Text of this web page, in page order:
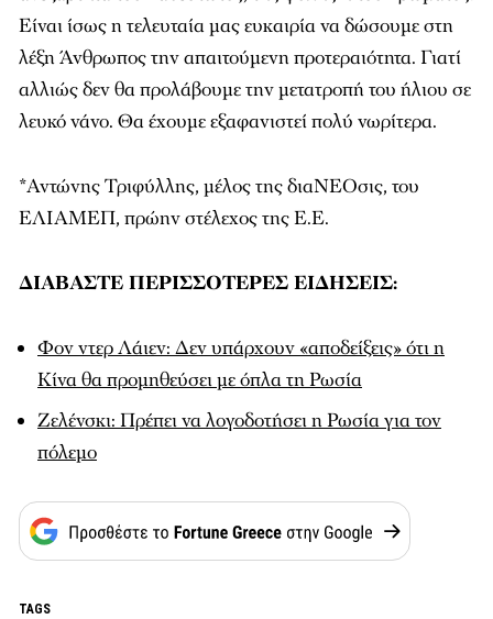
Είναι ίσως η τελευταία μας ευκαιρία να δώσουμε στη
λέξη Άνθρωπος την απαιτούμενη προτεραιότητα. Γιατί
αλλιώς δεν θα προλάβουμε την μετατροπή του ήλιου σε
λευκό νάνο. Θα έχουμε εξαφανιστεί πολύ νωρίτερα.
*Αντώνης Τριφύλλης, μέλος της διαΝΕΟσις, του
ΕΛΙΑΜΕΠ, πρώην στέλεχος της Ε.Ε.
ΔΙΑΒΑΣΤΕ ΠΕΡΙΣΣΟΤΕΡΕΣ ΕΙΔΗΣΕΙΣ:
Φον ντερ Λάιεν: Δεν υπάρχουν «αποδείξεις» ότι η
Κίνα θα προμηθεύσει με όπλα τη Ρωσία
Ζελένσκι: Πρέπει να λογοδοτήσει η Ρωσία για τον
πόλεμο
TAGS